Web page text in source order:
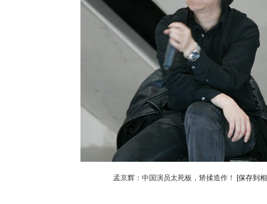
孟京辉：中国演员太死板，矫揉造作！ [保存到